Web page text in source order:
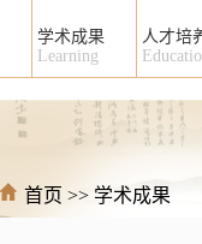
学术成果
Learning
人才培
首页 >> 学术成果